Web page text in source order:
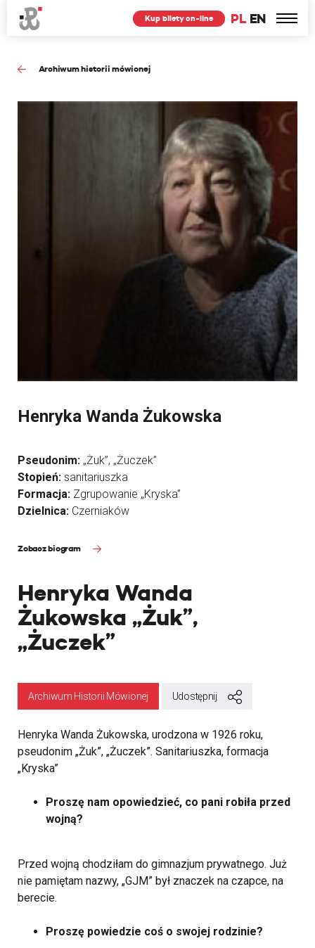
PL EN
Kup bilety on-line
Archiwum historii mówionej
Henryka Wanda
Żukowska „Żuk”,
„Żuczek”
Archiwum Historii Mówionej Udostępnij
Henryka Wanda Żukowska, urodzona w 1926 roku,
pseudonim „Żuk”, „Żuczek”. Sanitariuszka, formacja
„Kryska”
Proszę nam opowiedzieć, co pani robiła przed
wojną?
Przed wojną chodziłam do gimnazjum prywatnego. Już
nie pamiętam nazwy, „GJM” był znaczek na czapce, na
berecie.
Proszę powiedzie coś o swojej rodzinie?
Henryka Wanda Żukowska
Pseudonim: „Żuk”, „Żuczek”
Stopień: sanitariuszka
Formacja: Zgrupowanie „Kryska”
Dzielnica: Czerniaków
Zobacz biogram